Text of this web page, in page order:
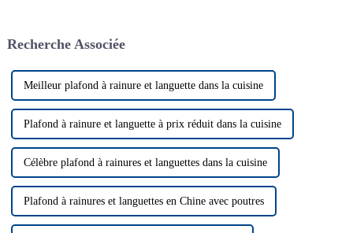
matériau polyvalent utilisé
Découvrez ses ...
mm...
Recherche Associée
Meilleur plafond à rainure et languette dans la cuisine
Plafond à rainure et languette à prix réduit dans la cuisine
Célèbre plafond à rainures et languettes dans la cuisine
Plafond à rainures et languettes en Chine avec poutres